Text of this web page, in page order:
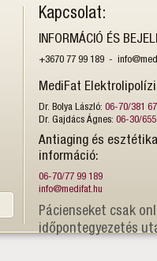
Kapcsolat:
INFORMÁCIÓ ÉS
+3670 77 99 189 -
MediFat
Dr. Bolya László: 06-70/381
Dr. Gajdács Ágnes: 06-30/
Antiaging és
információ:
06-70/77 99 189
info@medifat.hu
Pácienseket csak
időpontegyezetés